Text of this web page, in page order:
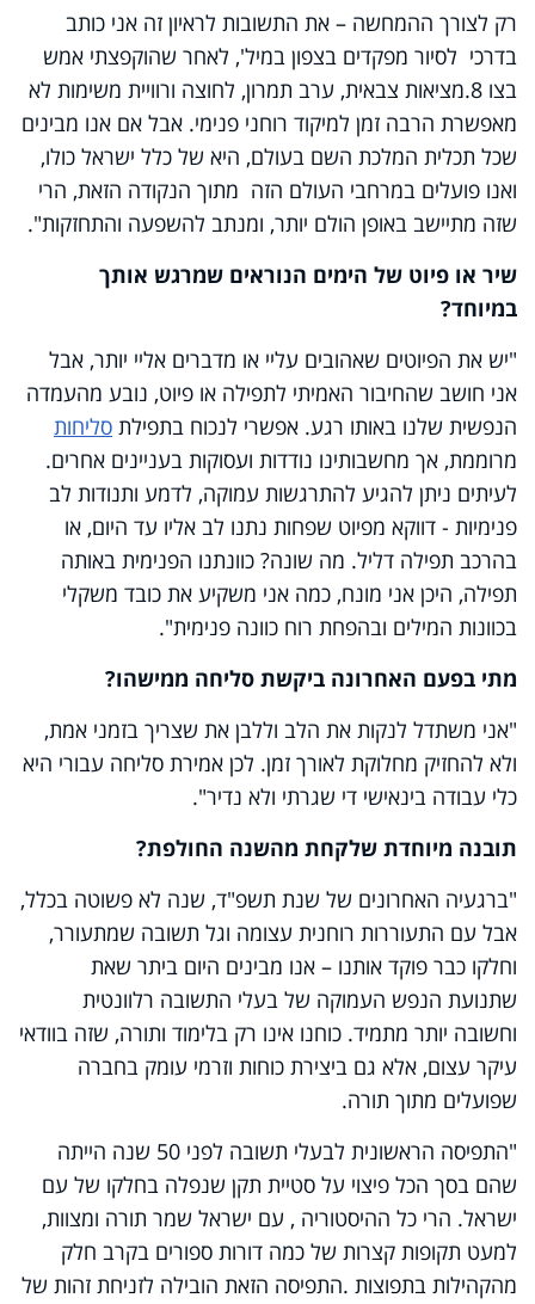
רק לצורך ההמחשה – את התשובות לראיון זה אני כותב
בדרכי לסיור מפקדים בצפון במיל', לאחר שהוקפצתי אמש
בצו 8.מציאות צבאית, ערב תמרון, לחוצה ורוויית משימות לא
מאפשרת הרבה זמן למיקוד רוחני פנימי. אבל אם אנו מבינים
שכל תכלית המלכת השם בעולם, היא של כלל ישראל כולו,
ואנו פועלים במרחבי העולם הזה מתוך הנקודה הזאת, הרי
שזה מתיישב באופן הולם יותר, ומנתב להשפעה והתחזקות".
שיר או פיוט של הימים הנוראים שמרגש אותך
במיוחד?
"יש את הפיוטים שאהובים עליי או מדברים אליי יותר, אבל
אני חושב שהחיבור האמיתי לתפילה או פיוט, נובע מהעמדה
הנפשית שלנו באותו רגע. אפשרי לנכוח בתפילת סליחות
מרוממת, אך מחשבותינו נודדות ועסוקות בעניינים אחרים.
לעיתים ניתן להגיע להתרגשות עמוקה, לדמע ותנודות לב
פנימיות - דווקא מפיוט שפחות נתנו לב אליו עד היום, או
בהרכב תפילה דליל. מה שונה? כוונתנו הפנימית באותה
תפילה, היכן אני מונח, כמה אני משקיע את כובד משקלי
בכוונות המילים ובהפחת רוח כוונה פנימית".
מתי בפעם האחרונה ביקשת סליחה ממישהו?
"אני משתדל לנקות את הלב וללבן את שצריך בזמני אמת,
ולא להחזיק מחלוקת לאורך זמן. לכן אמירת סליחה עבורי היא
כלי עבודה בינאישי די שגרתי ולא נדיר".
תובנה מיוחדת שלקחת מהשנה החולפת?
"ברגעיה האחרונים של שנת תשפ"ד, שנה לא פשוטה בכלל,
אבל עם התעוררות רוחנית עצומה וגל תשובה שמתעורר,
וחלקו כבר פוקד אותנו – אנו מבינים היום ביתר שאת
שתנועת הנפש העמוקה של בעלי התשובה רלוונטית
וחשובה יותר מתמיד. כוחנו אינו רק בלימוד ותורה, שזה בוודאי
עיקר עצום, אלא גם ביצירת כוחות וזרמי עומק בחברה
שפועלים מתוך תורה.
"התפיסה הראשונית לבעלי תשובה לפני 50 שנה הייתה
שהם בסך הכל פיצוי על סטיית תקן שנפלה בחלקו של עם
ישראל. הרי כל ההיסטוריה , עם ישראל שמר תורה ומצוות,
למעט תקופות קצרות של כמה דורות ספורים בקרב חלק
מהקהילות בתפוצות .התפיסה הזאת הובילה לזניחת זהות של